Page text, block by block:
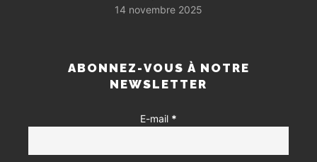
14 novembre 2025
ABONNEZ-VOUS À NOTRE
NEWSLETTER
E-mail *